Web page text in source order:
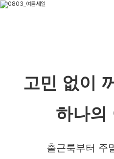
고민 없이
하나의
출근룩부터 주